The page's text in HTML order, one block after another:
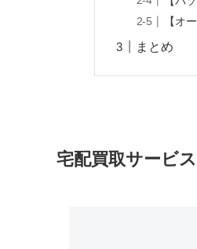
【オ
まとめ
宅配買取サービ